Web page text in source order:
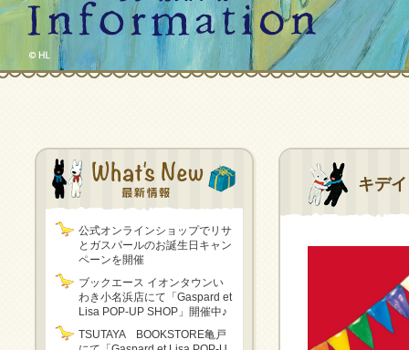
公式オンラインショップでリサ
とガスパールのお誕生日キャン
ペーンを開催
ブックエース イオンタウンい
わき小名浜店にて「Gaspard et
Lisa POP-UP SHOP」開催中♪
TSUTAYA BOOKSTORE亀戸
キデ